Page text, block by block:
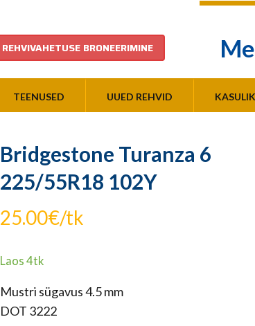
REHVIVAHETUSE BRONEERIMINE
TEENUSED UUED REHVID
Bridgestone Turanza 6
225/55R18 102Y
25.00€/tk
Laos 4tk
Mustri sügavus 4.5 mm
DOT 3222